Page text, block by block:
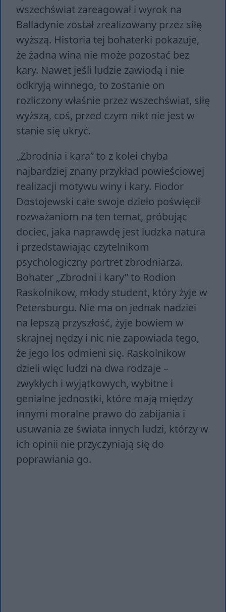
wszechświat zareagował i wyrok na
Balladynie został zrealizowany przez siłę
wyższą. Historia tej bohaterki pokazuje,
że żadna wina nie może pozostać bez
kary. Nawet jeśli ludzie zawiodą i nie
odkryją winnego, to zostanie on
rozliczony właśnie przez wszechświat, siłę
wyższą, coś, przed czym nikt nie jest w
stanie się ukryć.
„Zbrodnia i kara” to z kolei chyba
najbardziej znany przykład powieściowej
realizacji motywu winy i kary. Fiodor
Dostojewski całe swoje dzieło poświęcił
rozważaniom na ten temat, próbując
dociec, jaka naprawdę jest ludzka natura
i przedstawiając czytelnikom
psychologiczny portret zbrodniarza.
Bohater „Zbrodni i kary” to Rodion
Raskolnikow, młody student, który żyje w
Petersburgu. Nie ma on jednak nadziei
na lepszą przyszłość, żyje bowiem w
skrajnej nędzy i nic nie zapowiada tego,
że jego los odmieni się. Raskolnikow
dzieli więc ludzi na dwa rodzaje –
zwykłych i wyjątkowych, wybitne i
genialne jednostki, które mają między
innymi moralne prawo do zabijania i
usuwania ze świata innych ludzi, którzy w
ich opinii nie przyczyniają się do
poprawiania go.